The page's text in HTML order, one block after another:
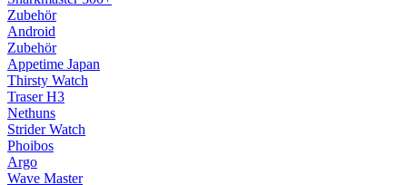
Zubehör
Android
Zubehör
Appetime Japan
Thirsty Watch
Traser H3
Nethuns
Strider Watch
Phoibos
Argo
Wave Master